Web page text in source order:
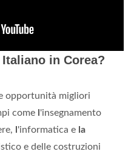
in Corea?
opportunità migliori
come 'insegnamento
'informatica e la
e delle costruzioni